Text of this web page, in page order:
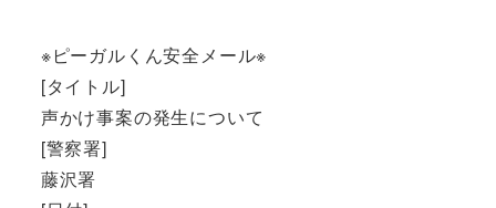
※ピーガルくん安全メール※
[タイトル]
声かけ事案の発生について
[警察署]
藤沢署